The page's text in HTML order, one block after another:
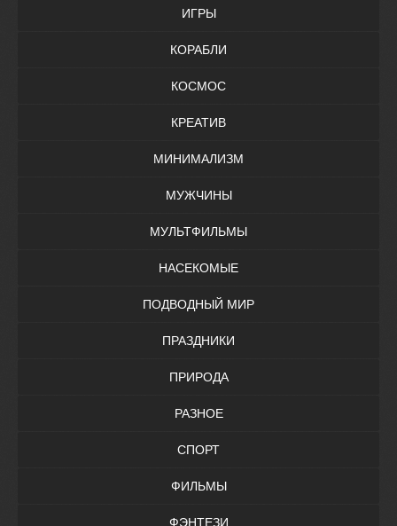
ИГРЫ
КОРАБЛИ
КОСМОС
КРЕАТИВ
МИНИМАЛИЗМ
МУЖЧИНЫ
МУЛЬТФИЛЬМЫ
НАСЕКОМЫЕ
ПОДВОДНЫЙ МИР
ПРАЗДНИКИ
ПРИРОДА
РАЗНОЕ
СПОРТ
ФИЛЬМЫ
ФЭНТЕЗИ